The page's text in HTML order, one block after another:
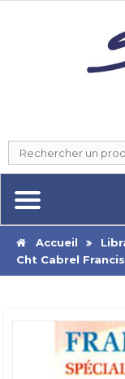
Accueil
Cht Cabrel Francis